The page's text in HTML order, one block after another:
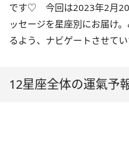
です♡ 今回は2023年2月20
ッセージを星座別にお届け
るよう、ナビゲートさせて
12星座全体の運氣予